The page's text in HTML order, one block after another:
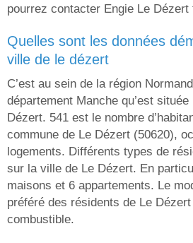
pourrez contacter Engie Le Dézert
quelles sont les données démographiques de la
ville de le dézert
C’est au sein de la région
département Manche qu’est
Dézert. 541 est le nombre
commune de Le Dézert (50620),
logements. Différents types de
sur la ville de Le Dézert. En
maisons et 6 appartements. Le
préféré des résidents de Le
combustible.